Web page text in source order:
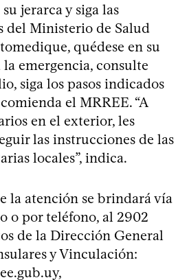
jerarca y siga las
del Ministerio de Salud
quédese en su
la emergencia, consulte
siga los pasos indicados
el MRREE. “A
en el exterior, les
las instrucciones de las
locales”, indica.
la atención se brindará vía
o por teléfono, al 2902
de la Dirección General
y Vinculación:
,